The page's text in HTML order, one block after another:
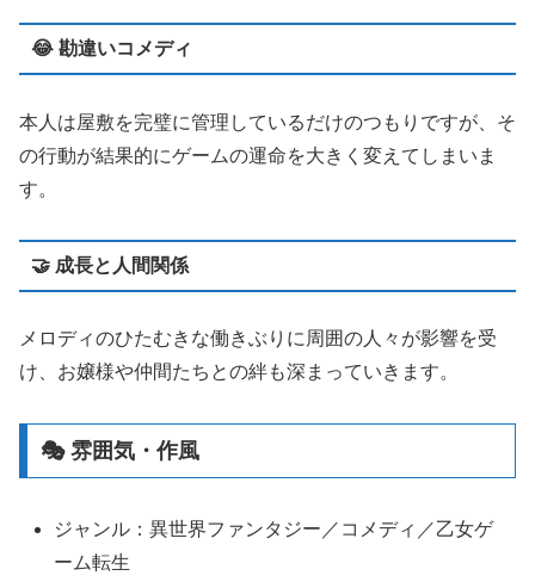
😂 勘違いコメディ
本人は屋敷を完璧に管理しているだけのつもりですが、そ
の行動が結果的にゲームの運命を大きく変えてしまいま
す。
🤝 成長と人間関係
メロディのひたむきな働きぶりに周囲の人々が影響を受
け、お嬢様や仲間たちとの絆も深まっていきます。
🎭 雰囲気・作風
ジャンル：異世界ファンタジー／コメディ／乙女ゲ
ーム転生